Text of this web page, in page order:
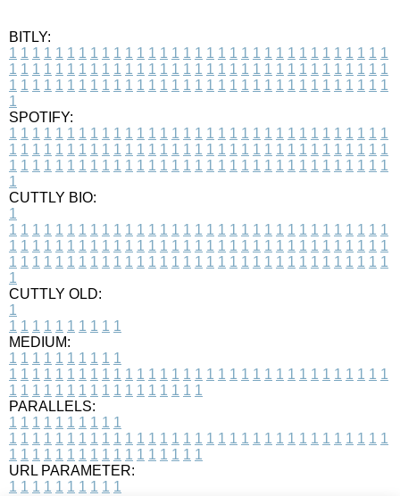
BITLY:
1 1 1 1 1 1 1 1 1 1 1 1 1 1 1 1 1 1 1 1 1 1 1 1 1 1 1 1 1 1 1 1 1
1 1 1 1 1 1 1 1 1 1 1 1 1 1 1 1 1 1 1 1 1 1 1 1 1 1 1 1 1 1 1 1 1
1 1 1 1 1 1 1 1 1 1 1 1 1 1 1 1 1 1 1 1 1 1 1 1 1 1 1 1 1 1 1 1 1
1
SPOTIFY:
1 1 1 1 1 1 1 1 1 1 1 1 1 1 1 1 1 1 1 1 1 1 1 1 1 1 1 1 1 1 1 1 1
1 1 1 1 1 1 1 1 1 1 1 1 1 1 1 1 1 1 1 1 1 1 1 1 1 1 1 1 1 1 1 1 1
1 1 1 1 1 1 1 1 1 1 1 1 1 1 1 1 1 1 1 1 1 1 1 1 1 1 1 1 1 1 1 1 1
1
CUTTLY BIO:
1
1 1 1 1 1 1 1 1 1 1 1 1 1 1 1 1 1 1 1 1 1 1 1 1 1 1 1 1 1 1 1 1 1
1 1 1 1 1 1 1 1 1 1 1 1 1 1 1 1 1 1 1 1 1 1 1 1 1 1 1 1 1 1 1 1 1
1 1 1 1 1 1 1 1 1 1 1 1 1 1 1 1 1 1 1 1 1 1 1 1 1 1 1 1 1 1 1 1 1
1
CUTTLY OLD:
1
1 1 1 1 1 1 1 1 1 1
MEDIUM:
1 1 1 1 1 1 1 1 1 1
1 1 1 1 1 1 1 1 1 1 1 1 1 1 1 1 1 1 1 1 1 1 1 1 1 1 1 1 1 1 1 1 1
1 1 1 1 1 1 1 1 1 1 1 1 1 1 1 1 1
PARALLELS:
1 1 1 1 1 1 1 1 1 1
1 1 1 1 1 1 1 1 1 1 1 1 1 1 1 1 1 1 1 1 1 1 1 1 1 1 1 1 1 1 1 1 1
1 1 1 1 1 1 1 1 1 1 1 1 1 1 1 1 1
URL PARAMETER:
1 1 1 1 1 1 1 1 1 1